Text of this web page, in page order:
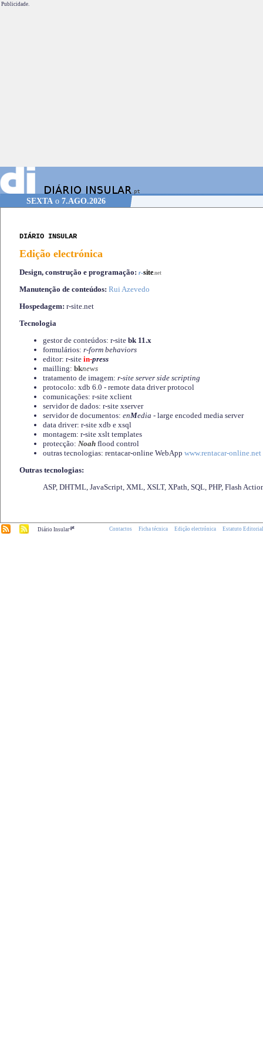
Publicidade.
SEXTA o 7.AGO.2026
DIÁRIO INSULAR
Edição electrónica
Design, construção e programação: r-site.net
Manutenção de conteúdos: Rui Azevedo
Hospedagem: r-site.net
Tecnologia
gestor de conteúdos: r-site bk 11.x
formulários: r-form behaviors
editor: r-site in-press
mailling: bknews
tratamento de imagem: r-site server side scripting
protocolo: xdb 6.0 - remote data driver protocol
comunicações: r-site xclient
servidor de dados: r-site xserver
servidor de documentos: enMedia - large encoded media server
data driver: r-site xdb e xsql
montagem: r-site xslt templates
protecção: Noah flood control
outras tecnologias: rentacar-online WebApp www.rentacar-online.net
Outras tecnologias:
ASP, DHTML, JavaScript, XML, XSLT, XPath, SQL, PHP, Flash
Diário Insular.pt Contactos Ficha técnica Edição electrónica Estatuto Editorial